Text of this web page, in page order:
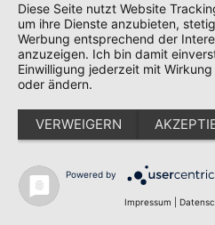
Diese Seite nutzt Website
um ihre Dienste anzubieten,
Werbung entsprechend der
anzuzeigen. Ich bin damit
Einwilligung jederzeit mit
oder ändern.
VERWEIGERN
Powered by
Impressum